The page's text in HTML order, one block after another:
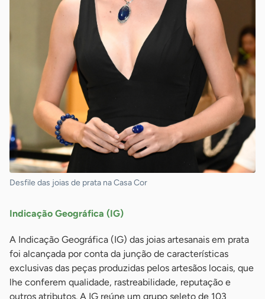
Desfile das joias de prata na Casa Cor
Indicação Geográfica (IG)
A Indicação Geográfica (IG) das joias artesanais em prata
foi alcançada por conta da junção de características
exclusivas das peças produzidas pelos artesãos locais, que
lhe conferem qualidade, rastreabilidade, reputação e
outros atributos. A IG reúne um grupo seleto de 103